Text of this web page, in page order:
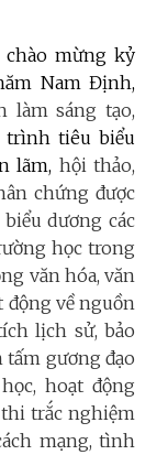
chào mừng kỷ
Nam Định,
làm sáng tạo,
trình tiêu biểu
lãm, hội thảo,
chứng được
dương các
học trong
văn hóa, văn
động về nguồn
lịch sử, bảo
gương đạo
hoạt động
trắc nghiệm
mạng, tình